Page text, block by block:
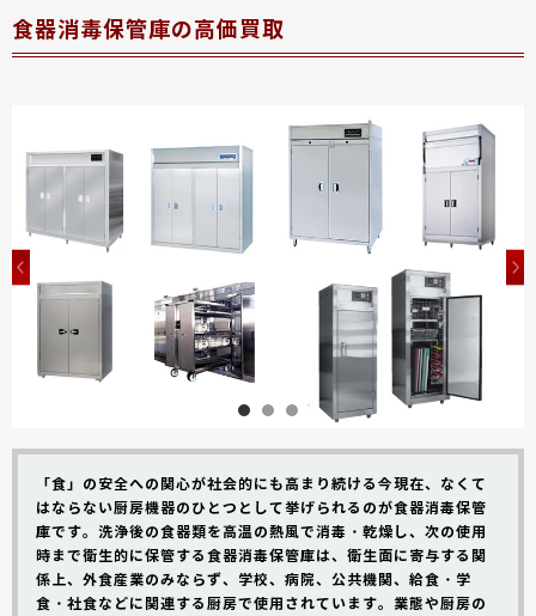
食器消毒保管庫の高価買取
「食」の安全への関心が社会的にも高まり続ける今現在、なくて
はならない厨房機器のひとつとして挙げられるのが食器消毒保管
庫です。洗浄後の食器類を高温の熱風で消毒・乾燥し、次の使用
時まで衛生的に保管する食器消毒保管庫は、衛生面に寄与する関
係上、外食産業のみならず、学校、病院、公共機関、給食・学
食・社食などに関連する厨房で使用されています。業態や厨房の